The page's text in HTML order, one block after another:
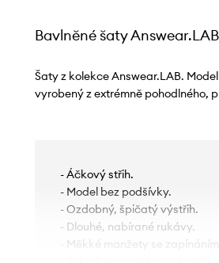
Bavlněné šaty Answear.LAB
Šaty z kolekce Answear.LAB.
vyrobený z extrémně pohodlného,
- Áčkový střih.
- Model bez podšívky.
- Ozdobný, špičatý výstřih.
- Dlouhé, nabírané rukávy.
- Měkké manžety se